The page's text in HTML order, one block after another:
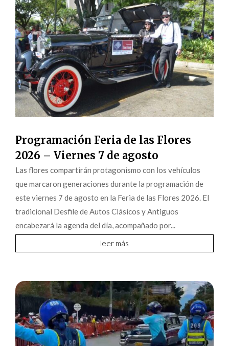
Programación Feria de las Flores
2026 – Viernes 7 de agosto
Las flores compartirán protagonismo con los vehículos
que marcaron generaciones durante la programación de
este viernes 7 de agosto en la Feria de las Flores 2026. El
tradicional Desfile de Autos Clásicos y Antiguos
encabezará la agenda del día, acompañado por...
leer más